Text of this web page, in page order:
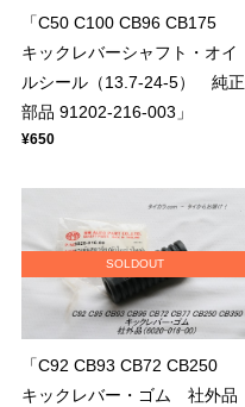
「C50 C100 CB96 CB175
キックレバーシャフト・オイ
ルシール（13.7-24-5） 純正
部品 91202-216-003」
¥650
SOLDOUT
「C92 CB93 CB72 CB250
キックレバー・ゴム 社外品